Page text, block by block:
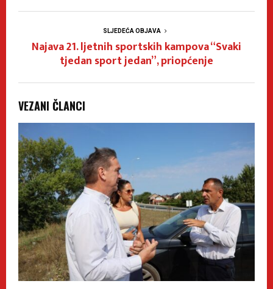
SLJEDEĆA OBJAVA
Najava 21. ljetnih sportskih kampova “Svaki
tjedan sport jedan”, priopćenje
VEZANI ČLANCI